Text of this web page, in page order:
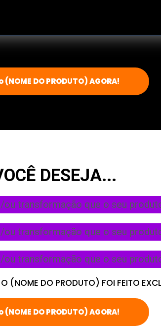
DO PRODUTO) AGORA!
DESEJA...
transformação que o seu
transformação que o seu
transformação que o seu
(NOME DO PRODUTO) FOI FEITO
DO PRODUTO) AGORA!